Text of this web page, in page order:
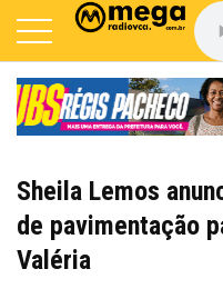
Sheila Lemos
de pavimentação
Valéria